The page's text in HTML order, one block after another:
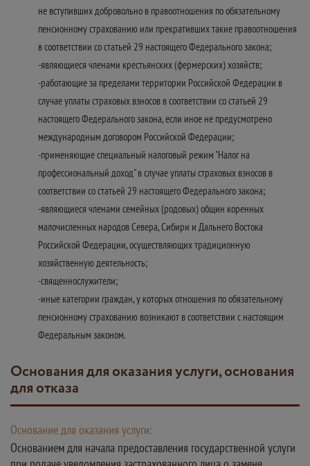
не вступивших добровольно в правоотношения по обязательному
пенсионному страхованию или прекративших такие правоотношения
в соответствии со статьей 29 настоящего Федерального закона;
-являющиеся членами крестьянских (фермерских) хозяйств;
-работающие за пределами территории Российской Федерации в
случае уплаты страховых взносов в соответствии со статьей 29
настоящего Федерального закона, если иное не предусмотрено
международным договором Российской Федерации;
-применяющие специальный налоговый режим "Налог на
профессиональный доход" в случае уплаты страховых взносов в
соответствии со статьей 29 настоящего Федерального закона;
-являющиеся членами семейных (родовых) общин коренных
малочисленных народов Севера, Сибири и Дальнего Востока
Российской Федерации, осуществляющих традиционную
хозяйственную деятельность;
-священнослужители;
-иные категории граждан, у которых отношения по обязательному
пенсионному страхованию возникают в соответствии с настоящим
Федеральным законом.
Основания для оказания услуги, основания
для отказа
Основание для оказания услуги:
Основанием для начала предоставления государственной услуги